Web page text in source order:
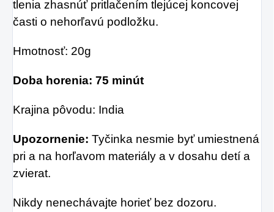
tlenia zhasnúť pritlačením tlejúcej koncovej
časti o nehorľavú podložku.
Hmotnosť: 20g
Doba horenia: 75 minút
Krajina pôvodu: India
Upozornenie: Tyčinka nesmie byť umiestnená
pri a na horľavom materiály a v dosahu detí a
zvierat.
Nikdy nenechávajte horieť bez dozoru.